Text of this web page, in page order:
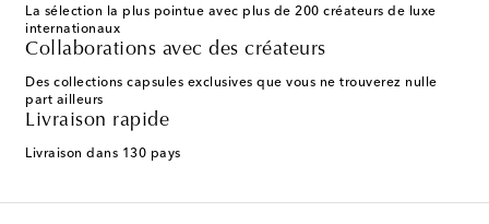
La sélection la plus pointue avec plus de 200 créateurs de luxe
internationaux
Collaborations avec des créateurs
Des collections capsules exclusives que vous ne trouverez nulle
part ailleurs
Livraison rapide
Livraison dans 130 pays